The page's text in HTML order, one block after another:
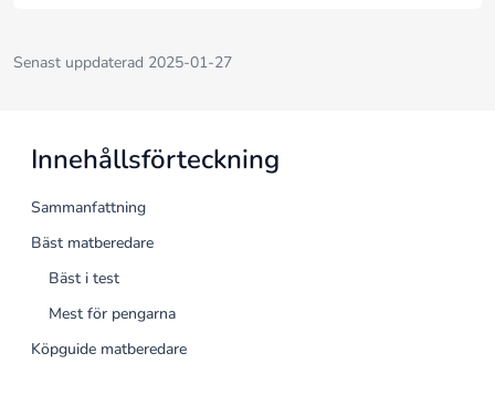
Senast uppdaterad 2025-01-27
Innehållsförteckning
Sammanfattning
Bäst matberedare
Bäst i test
Mest för pengarna
Köpguide matberedare